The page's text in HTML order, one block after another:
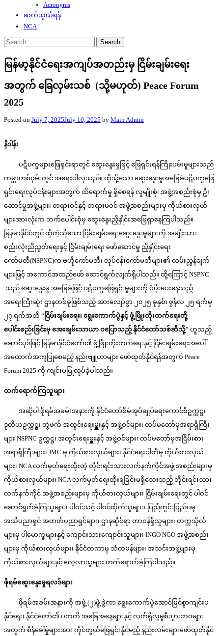
Acronyms
ဆက်သွယ်ရန်
NCA
Search
for:
မြန်မာ့နိုင်ငံရေးအကျပ်အတည်းမှ ငြိမ်းချမ်းရေး
အတွက် ခြေလှမ်းသစ် (သို့မဟုတ်) Peace Forum
2025
Posted on July 7, 2025July 10, 2025 by Main Admin
နိဒါန်း
ပဋိပက္ခများဖြေရှင်းရာတွင် ဆွေးနွေးမှုဖြင့် ဖြေရှင်းရန်ကြိုးပမ်းမှုများသည်
ကမ္ဘာတစ်ဝှမ်းတွင် အရေးပါလှသည်။ ထိုသို့သော ဆွေးနွေးမှုအခြေခံပဋိပက္ခဖြေ
ရှင်းရေးလုပ်ငန်းများအတွက် ထိရောက်မှု ရှိစေရန် လူမျိုးစုံ၊ အဖွဲ့အစည်းစုံမှ ဦး
ဆောင်မှုအဖွဲ့များ၊ တရားဝင်နှင့် တရားမဝင် အဖွဲ့အစည်းများမှ ကိုယ်စားလှယ်
များအားလုံးက ဘက်ပေါင်းစုံမှ ဆွေးနွေးညှိနှိုင်းအဖြေရှာနေကြပါသည်။
မြန်မာနိုင်ငံတွင် ထိုကဲ့သို့သော ငြိမ်းချမ်းရေးဆွေးနွေးမှုများကို အမျိုးသား
စည်းလုံးညီညွတ်ရေးနှင့် ငြိမ်းချမ်းရေး ဖော်ဆောင်မှု ညှိနှိုင်းရေး
ကော်မတီ(NSPNC)က ဗဟိုကော်မတီ၊ လုပ်ငန်းကော်မတီများ၏ လမ်းညွှန်ချက်
များဖြင့် အကောင်အထည်ဖော် ဆောင်ရွက်လျက်ရှိပါသည်။ ထို့ကြောင့် NSPNC
သည် ဆွေးနွေးမှု အခြေခံဖြင့် ပဋိပက္ခဖြေရှင်းမှုများကို ပံ့ပိုးပေးနေသည့်
အရေးကြီးဆုံး ဌာနတစ်ခုဖြစ်သည့် အားလျော်စွာ ၂၀၂၅ ခုနှစ်၊ ဇွန်လ ၂၅ ရက်မှ
၂၇ ရက်အထိ “ ငြိမ်းချမ်းရေး၊ ရွေးကောက်ပွဲနှင့် ဖွံ့ဖြိုးတိုးတက်ရေးတို့
ပေါင်းစည်းခြင်းမှ အေးချမ်းသာယာ ဝပြောသည့် နိုင်ငံတော်သစ်ဆီသို့” ဟူသည့်
ဆောင်ပုဒ်ဖြင့် မြန်မာနိုင်ငံတော်၏ ဖွံ့ဖြိုးတိုးတက်ရေးနှင့် ငြိမ်းချမ်းရေးအပေါ်
အထောက်အကူပြုစေမည့် နည်းဗျူဟာများ ဖော်ထုတ်နိုင်ရန်အတွက် Peace
Forum 2025 ကို ကျင်းပပြုလုပ်ခဲ့ပါသည်။
တက်ရောက်ကြသူများ
အဆိုပါ ဖိုရမ်အခမ်းအနားကို နိုင်ငံတော်စီမံအုပ်ချုပ်ရေးကောင်စီဥက္ကဋ္ဌ၊
ဒုတိယဥက္ကဋ္ဌ၊ တွဲဖက် အတွင်းရေးမှူးနှင့် အဖွဲ့ဝင်များ၊ တပ်မတော်မှအရာရှိကြီး
များ NSPNC ဥက္ကဋ္ဌ၊ အတွင်းရေးမှူးနှင့် အဖွဲ့ဝင်များ၊ တပ်မတော်မှအငြိမ်းစား
အရာရှိကြီးများ၊ JMC မှ ကိုယ်စားလှယ်များ၊ နိုင်ငံရေးပါတီမှ ကိုယ်စားလှယ်
များ၊ NCA လက်မှတ်ရေးထိုးတဲ့ တိုင်းရင်းသားလက်နက်ကိုင်အဖွဲ့ အစည်းများမှ
ကိုယ်စားလှယ်များ၊ NCA လက်မှတ်ရေးထိုးရခြင်းမရှိသေးသည့် တိုင်းရင်းသား
လက်နက်ကိုင် အဖွဲ့အစည်းများမှ ကိုယ်စားလှယ်များ၊ ငြိမ်းချမ်းရေးတွင် ပါဝင်
ဆောင်ရွက်ခဲ့ကြသူများ၊ ပါဝင်သင့် ပါဝင်ထိုက်သူများ၊ ပြည်တွင်းပြည်ပမှ
အသိပညာရှင် အတတ်ပညာရှင်များ၊ ဌာနဆိုင်ရာ တာဝန်ရှိသူများ၊ တက္ကသိုလ်
များမှ ပါမောက္ခများနှင့် ကျောင်းသားကျောင်းသူများ၊ INGO NGO အဖွဲ့အစည်း
များမှ ကိုယ်စားလှယ်များ၊ နိုင်ငံတကာမှ သံတမန်များ၊ အသင်းအဖွဲ့များမှ
ကိုယ်စားလှယ်များနှင့် လေ့လာသူများ တက်ရောက်ခဲ့ကြပါသည်။
ဖိုရမ်ဆွေးနွေးမှုရလဒ်များ
ဖိုရမ်အခမ်းအနားကို အဖွဲ့ (၂)ဖွဲ့ခွဲကာ ရွေးကောက်ပွဲအောင်မြင်စွာကျင်းပ
နိုင်ရေး၊ နိုင်ငံတော်၏ ပကတိ အခြေအနေများနှင့် လက်ရှိလူမှုစီးပွားဘဝများ
အတွက် စိန်ခေါ်မှုများအား ကိုင်တွယ်ဖြေရှင်းနိုင်မည့် နည်းလမ်းများဖော်ထုတ်နိုင်